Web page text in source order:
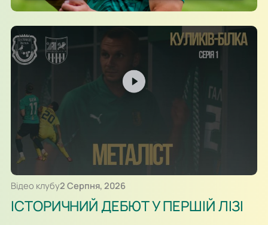
Відео клубу2 Серпня, 2026
ІСТОРИЧНИЙ ДЕБЮТ У ПЕРШІЙ ЛІЗІ